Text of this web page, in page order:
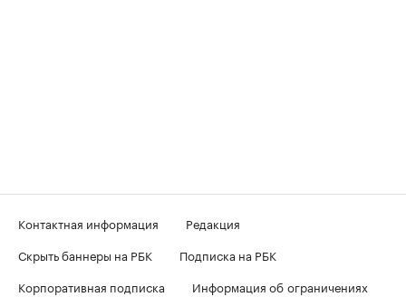
Контактная информация
Редакция
Скрыть баннеры на РБК
Подписка на РБК
Корпоративная подписка
Информация об ограничениях